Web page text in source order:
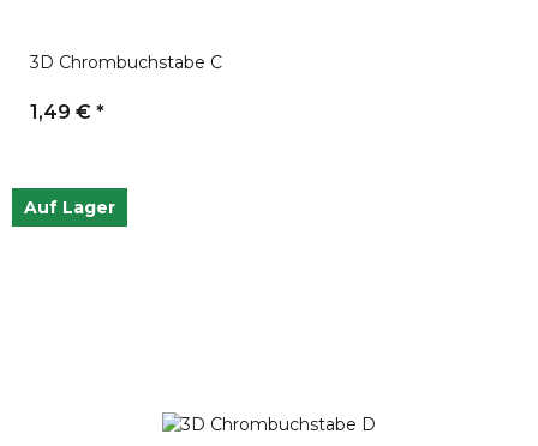
3D Chrombuchstabe C
1,49 € *
Auf Lager